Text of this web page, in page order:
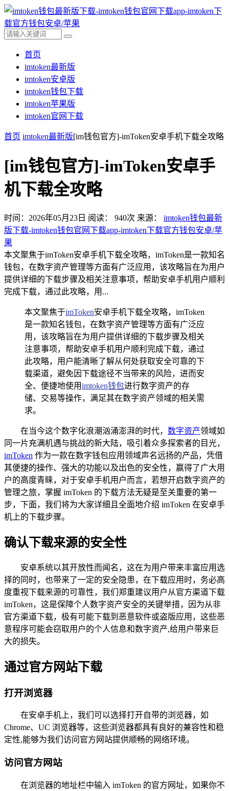
首页
imtoken最新版
imtoken安卓版
imtoken钱包下载
imtoken苹果版
imtoken官网下载
首页 imtoken最新版[im钱包官方]-imToken安卓手机下载全攻略
[im钱包官方]-imToken安卓手
机下载全攻略
时间：2026年05月23日 阅读： 940次 来源： imtoken钱包最新
版下载-imtoken钱包官网下载app-imtoken下载官方钱包安卓/苹
果
本文聚焦于imToken安卓手机下载全攻略，imToken是一款知名
钱包，在数字资产管理等方面有广泛应用，该攻略旨在为用户
提供详细的下载步骤及相关注意事项，帮助安卓手机用户顺利
完成下载，通过此攻略，用...
本文聚焦于imToken安卓手机下载全攻略，imToken
是一款知名钱包，在数字资产管理等方面有广泛应
用，该攻略旨在为用户提供详细的下载步骤及相关
注意事项，帮助安卓手机用户顺利完成下载，通过
此攻略，用户能清晰了解从何处获取安全可靠的下
载渠道，避免因下载途径不当带来的风险，进而安
全、便捷地使用imtoken钱包进行数字资产的存
储、交易等操作，满足其在数字资产领域的相关需
求。
在当今这个数字化浪潮汹涌澎湃的时代， 数字资产领域如
同一片充满机遇与挑战的新大陆，吸引着众多探索者的目光，
imToken 作为一款在数字钱包应用领域声名远扬的产品，凭借
其便捷的操作、强大的功能以及出色的安全性，赢得了广大用
户的高度青睐，对于安卓手机用户而言，若想开启数字资产的
管理之旅，掌握 imToken 的下载方法无疑是至关重要的第一
步，下面，我们将为大家详细且全面地介绍 imToken 在安卓手
机上的下载步骤。
确认下载来源的安全性
安卓系统以其开放性而闻名，这在为用户带来丰富应用选
择的同时，也带来了一定的安全隐患，在下载应用时，务必高
度重视下载来源的可靠性，我们郑重建议用户从官方渠道下载
imToken，这是保障个人数字资产安全的关键举措，因为从非
官方渠道下载，极有可能下载到恶意软件或盗版应用，这些恶
意程序可能会窃取用户的个人信息和数字资产,给用户带来巨
大的损失。
通过官方网站下载
打开浏览器
在安卓手机上，我们可以选择打开自带的浏览器，如
Chrome、UC 浏览器等，这些浏览器都具有良好的兼容性和稳
定性,能够为我们访问官方网站提供顺畅的网络环境。
访问官方网站
在浏览器的地址栏中输入 imToken 的官方网址，如果你不